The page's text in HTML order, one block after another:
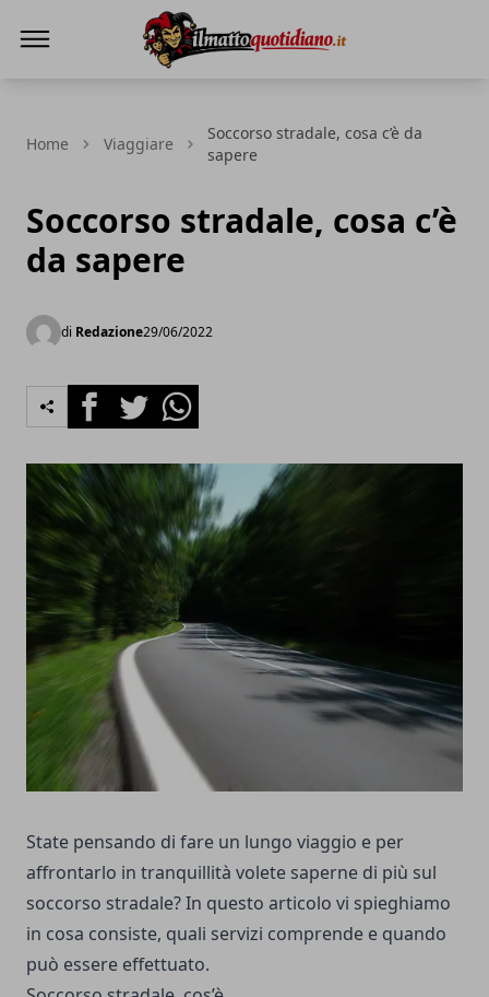
Home Viaggiare
Soccorso stradale, cosa c’è da
sapere
Soccorso stradale, cosa c’è
da sapere
di Redazione29/06/2022
FacebookTwitterWhatsapp
State pensando di fare un lungo viaggio e per
affrontarlo in tranquillità volete saperne di più sul
soccorso stradale? In questo articolo vi spieghiamo
in cosa consiste, quali servizi comprende e quando
può essere effettuato.